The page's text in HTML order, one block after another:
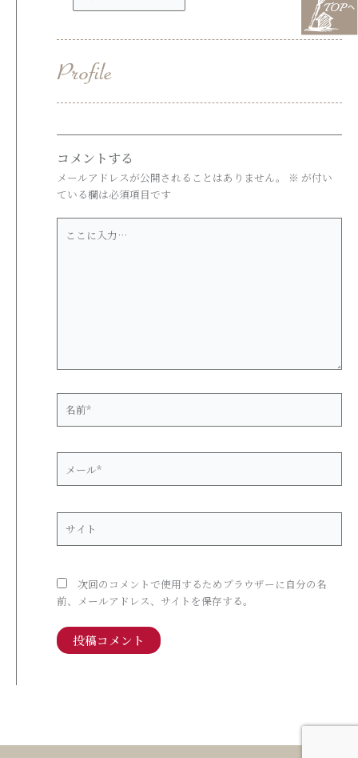
カ
ブ
コメントする
メールアドレスが公開されることはありません。 ※ が付い
ている欄は必須項目です
前
*
次回のコメントで使用するためブラウザーに自分の名
前、メールアドレス、サイトを保存する。